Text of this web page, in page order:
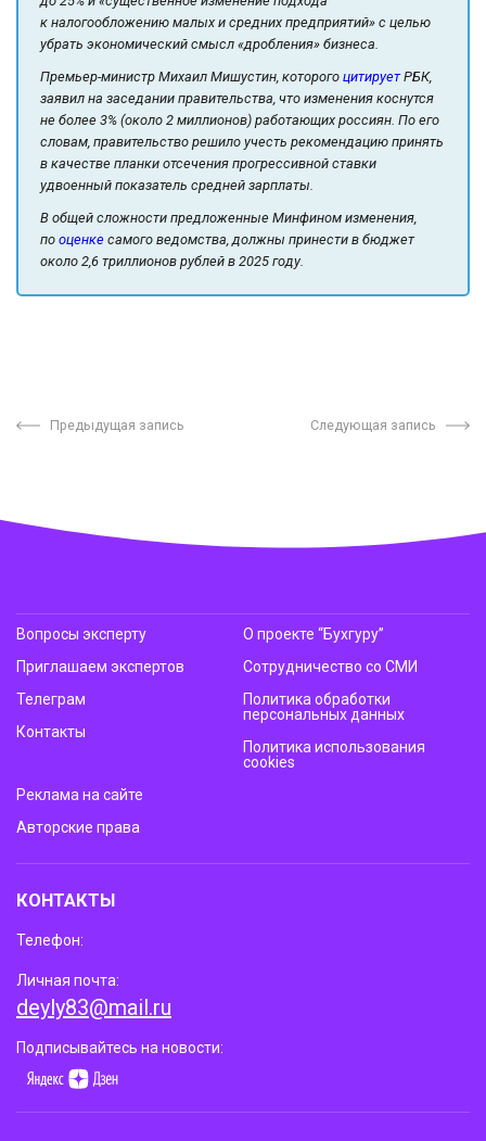
к налогообложению малых и средних предприятий» с целью
убрать экономический смысл «дробления» бизнеса.
Премьер-министр Михаил Мишустин, которого цитируетРБК,
заявил на заседании правительства, что изменения коснутся
не более 3% (около 2 миллионов) работающих россиян. По его
словам, правительство решило учесть рекомендацию принять
в качестве планки отсечения прогрессивной ставки
удвоенный показатель средней зарплаты.
В общей сложности предложенные Минфином изменения,
по оценке самого ведомства, должны принести в бюджет
около 2,6 триллионов рублей в 2025 году.
Предыдущая запись Следующая запись
Вопросы эксперту
Приглашаем экспертов
Телеграм
Контакты
О проекте “Бухгуру”
Сотрудничество со СМИ
Политика обработки
персональных данных
Политика использования
cookies
Реклама на сайте
Авторские права
КОНТАКТЫ
Телефон:
Личная почта:
deyly83@mail.ru
Подписывайтесь на новости: